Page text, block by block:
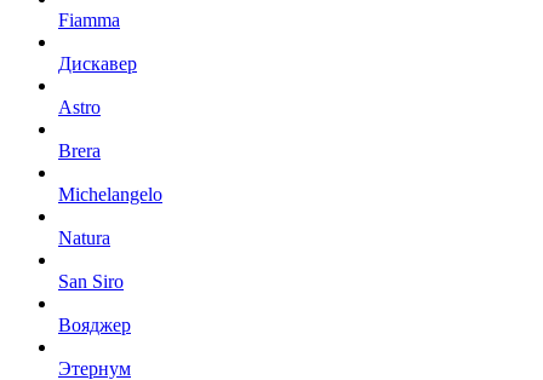
Fiamma
Дискавер
Astro
Brera
Michelangelo
Natura
San Siro
Вояджер
Этернум